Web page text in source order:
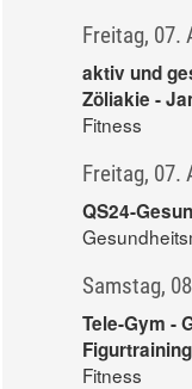
Freitag, 07.
aktiv und
Zöliakie -
Fitness
Freitag, 07.
QS24-
Samstag,
Tele-Gym -
Figurtraining
Fitness